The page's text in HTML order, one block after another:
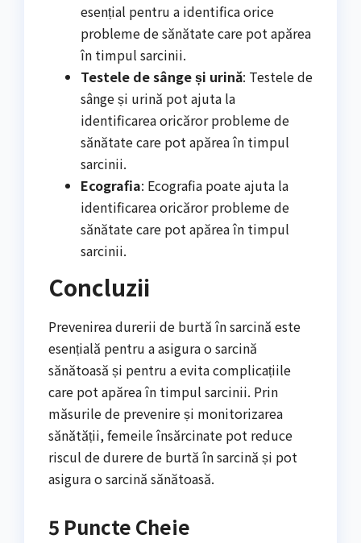
esențial pentru a identifica orice
probleme de sănătate care pot apărea
în timpul sarcinii.
Testele de sânge și urină: Testele de
sânge și urină pot ajuta la
identificarea oricăror probleme de
sănătate care pot apărea în timpul
sarcinii.
Ecografia: Ecografia poate ajuta la
identificarea oricăror probleme de
sănătate care pot apărea în timpul
sarcinii.
Concluzii
Prevenirea durerii de burtă în sarcină este
esențială pentru a asigura o sarcină
sănătoasă și pentru a evita complicațiile
care pot apărea în timpul sarcinii. Prin
măsurile de prevenire și monitorizarea
sănătății, femeile însărcinate pot reduce
riscul de durere de burtă în sarcină și pot
asigura o sarcină sănătoasă.
5 Puncte Cheie